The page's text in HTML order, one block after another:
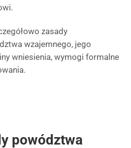
zasady
wzajemnego, jego
wniesienia, wymogi formalne
powództwa